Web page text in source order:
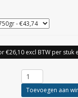
€26,10 excl BTW per stuk
Toevoegen aan